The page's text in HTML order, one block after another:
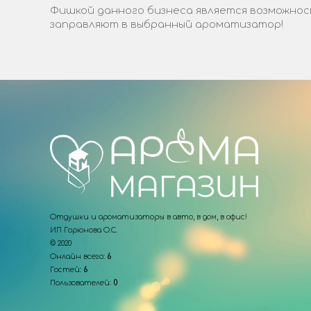
Фишкой данного бизнеса является
заправляют в выбранный ароматизатор!
Отдушки и ароматизаторы в авто, в дом, в офис!
ИП Горюнова О.С.
© 2020
Онлайн всего: 6
Гостей: 6
Пользователей: 0